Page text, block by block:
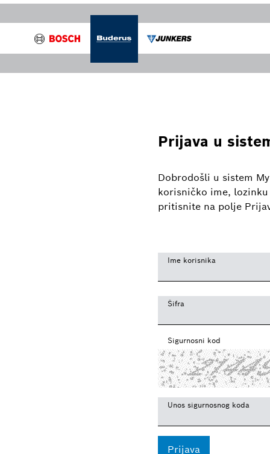
Prijava u
Dobrodošli u sistem
korisničko ime,
pritisnite na polje
Ime korisnika
Šifra
Sigurnosni kod
Unos sigurnosnog koda